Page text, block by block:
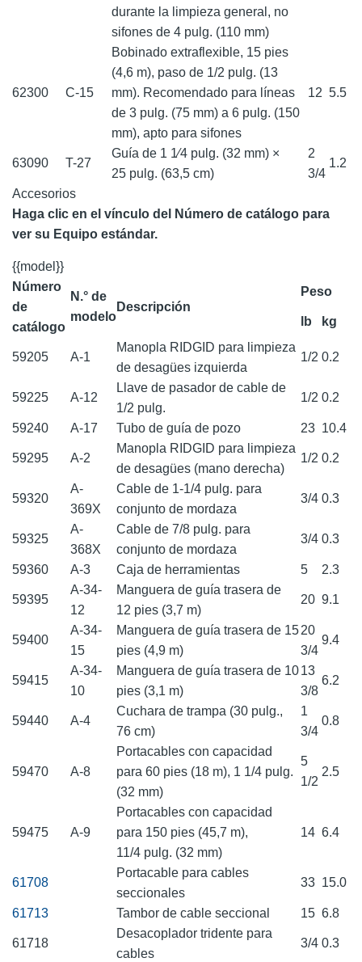
durante la limpieza general, no
sifones de 4 pulg. (110 mm)
62300 C-15
Bobinado extraflexible, 15 pies
(4,6 m), paso de 1/2 pulg. (13
mm). Recomendado para líneas
de 3 pulg. (75 mm) a 6 pulg. (150
mm), apto para sifones
12 5.5
63090 T-27
Guía de 1 1⁄4 pulg. (32 mm) ×
25 pulg. (63,5 cm)
2
3/4
1.2
Accesorios
Haga clic en el vínculo del Número de catálogo para
ver su Equipo estándar.
{{model}}
Número
de
catálogo
N.° de
modelo
Descripción
Peso
lb kg
59205 A-1
Manopla RIDGID para limpieza
de desagües izquierda
1/2 0.2
59225 A-12
Llave de pasador de cable de
1/2 pulg.
1/2 0.2
59240 A-17 Tubo de guía de pozo 23 10.4
59295 A-2
Manopla RIDGID para limpieza
de desagües (mano derecha)
1/2 0.2
59320
A-
369X
Cable de 1-1/4 pulg. para
conjunto de mordaza
3/4 0.3
59325
A-
368X
Cable de 7/8 pulg. para
conjunto de mordaza
3/4 0.3
59360 A-3 Caja de herramientas 5 2.3
59395
A-34-
12
Manguera de guía trasera de
12 pies (3,7 m)
20 9.1
59400
A-34-
15
Manguera de guía trasera de 15
pies (4,9 m)
20
3/4
9.4
59415
A-34-
10
Manguera de guía trasera de 10
pies (3,1 m)
13
3/8
6.2
59440 A-4
Cuchara de trampa (30 pulg.,
76 cm)
1
3/4
0.8
59470 A-8
Portacables con capacidad
para 60 pies (18 m), 1 1/4 pulg.
(32 mm)
5
1/2
2.5
59475 A-9
Portacables con capacidad
para 150 pies (45,7 m),
11/4 pulg. (32 mm)
14 6.4
61708
Portacable para cables
seccionales
33 15.0
61713 Tambor de cable seccional 15 6.8
61718
Desacoplador tridente para
cables
3/4 0.3